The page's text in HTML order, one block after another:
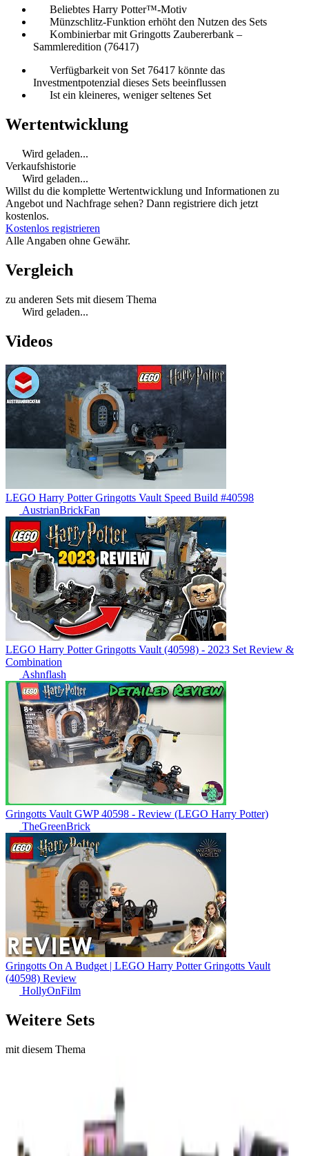
Beliebtes Harry Potter™-Motiv
Münzschlitz-Funktion erhöht den Nutzen des Sets
Kombinierbar mit Gringotts Zaubererbank –
Sammleredition (76417)
Verfügbarkeit von Set 76417 könnte das
Investmentpotenzial dieses Sets beeinflussen
Ist ein kleineres, weniger seltenes Set
Wertentwicklung
Wird geladen...
Verkaufshistorie
Wird geladen...
Willst du die komplette Wertentwicklung und Informationen zu
Angebot und Nachfrage sehen? Dann registriere dich jetzt
kostenlos.
Kostenlos registrieren
Alle Angaben ohne Gewähr.
Vergleich
zu anderen Sets mit diesem Thema
Wird geladen...
Videos
LEGO Harry Potter Gringotts Vault Speed Build #40598
AustrianBrickFan
LEGO Harry Potter Gringotts Vault (40598) - 2023 Set Review &
Combination
Ashnflash
Gringotts Vault GWP 40598 - Review (LEGO Harry Potter)
TheGreenBrick
Gringotts On A Budget | LEGO Harry Potter Gringotts Vault
(40598) Review
HollyOnFilm
Weitere Sets
mit diesem Thema